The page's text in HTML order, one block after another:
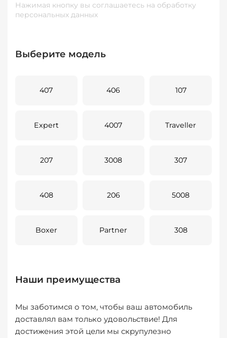
Нажимая кнопку вы соглашаетесь на обработку
персональных данных
Выберите модель
407 406 107
Expert 4007 Traveller
207 3008 307
408 206 5008
Boxer Partner 308
Наши преимущества
Мы заботимся о том, чтобы ваш автомобиль
доставлял вам только удовольствие! Для
достижения этой цели мы скрупулезно